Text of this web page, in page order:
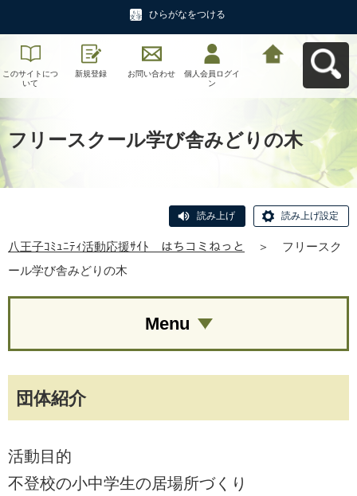
ひらがなをつける
このサイトにつ
いて
新規登録 お問い合わせ
個人会員ログイ
ン
フリースクール学び舎みどりの木
読み上げ 読み上げ設定
八王子ｺﾐｭﾆﾃｨ活動応援ｻｲﾄ はちコミねっと ＞
フリースク
ール学び舎みどりの木
団体紹介
活動目的
不登校の小中学生の居場所づくり
Menu